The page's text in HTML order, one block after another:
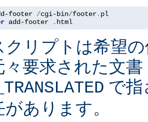
footer /cgi-bin/footer.
add-footer . html
クリプトは希望
々要求された文書
で指
あります。